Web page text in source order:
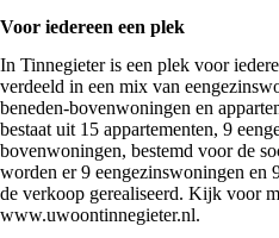
Voor iedereen een plek
In Tinnegieter is een plek voor
verdeeld in een mix van
beneden-bovenwoningen en
bestaat uit 15 appartementen, 9
bovenwoningen, bestemd voor de
worden er 9 eengezinswoningen en
de verkoop gerealiseerd. Kijk voor
www.uwoontinnegieter.nl.